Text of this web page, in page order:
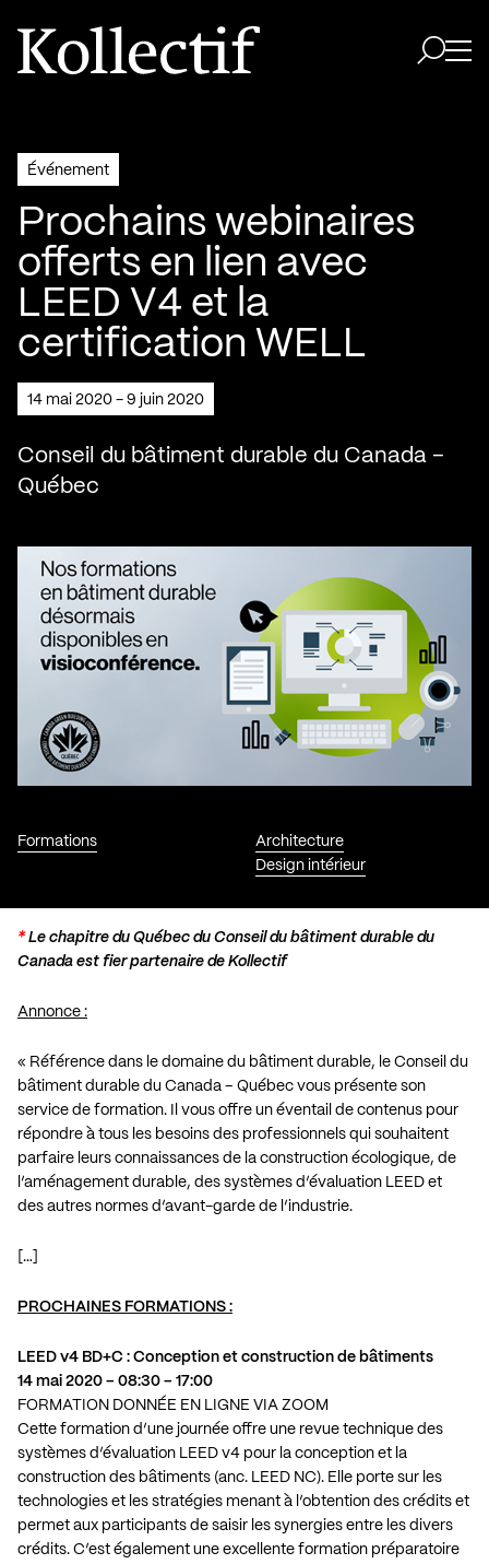
Aller à la page d'accueil
Logo Kollectif
Événement
Prochains webinaires
offerts en lien avec
LEED V4 et la
certification WELL
14 mai 2020 - 9 juin 2020
Conseil du bâtiment durable du Canada –
Québec
Formations
Architecture
Design intérieur
*Le chapitre du Québec du Conseil du bâtiment durable du
Canada est fier partenaire de Kollectif
Annonce :
« Référence dans le domaine du bâtiment durable, le Conseil du
bâtiment durable du Canada – Québec vous présente son
service de formation. Il vous offre un éventail de contenus pour
répondre à tous les besoins des professionnels qui souhaitent
parfaire leurs connaissances de la construction écologique, de
l’aménagement durable, des systèmes d’évaluation LEED et
des autres normes d’avant-garde de l’industrie.
[…]
PROCHAINES FORMATIONS :
LEED v4 BD+C : Conception et construction de bâtiments
14 mai 2020 – 08:30 – 17:00
FORMATION DONNÉE EN LIGNE VIA ZOOM
Cette formation d’une journée offre une revue technique des
systèmes d’évaluation LEED v4 pour la conception et la
construction des bâtiments (anc. LEED NC). Elle porte sur les
technologies et les stratégies menant à l’obtention des crédits et
permet aux participants de saisir les synergies entre les divers
crédits. C’est également une excellente formation préparatoire